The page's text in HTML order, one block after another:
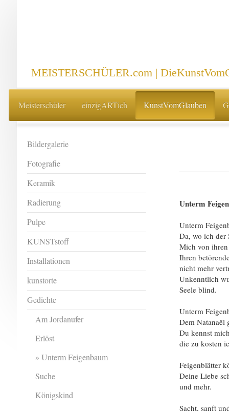
MEISTERSCHÜLER.com |
Meisterschüler einzigARTich KunstVomGlauben
Unterm
Unterm
Da, wo ich der
Mich von
Ihren
nicht mehr
Unkenntlich
Seele blind.
Unterm
Dem Natanaël
Du kennst
die zu kosten
Feigenblätter
Deine Liebe
und mehr.
Sacht, sanft
Bildergalerie
Fotografie
Keramik
Radierung
Pulpe
KUNSTstoff
Installationen
kunstorte
Gedichte
Am Jordanufer
Erlöst
Unterm Feigenbaum
Suche
Königskind